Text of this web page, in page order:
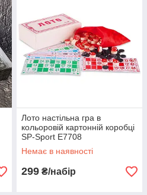
Лото настільна гра в
кольоровій картонній коробці
SP-Sport E7708
Немає в наявності
299 ₴/набір